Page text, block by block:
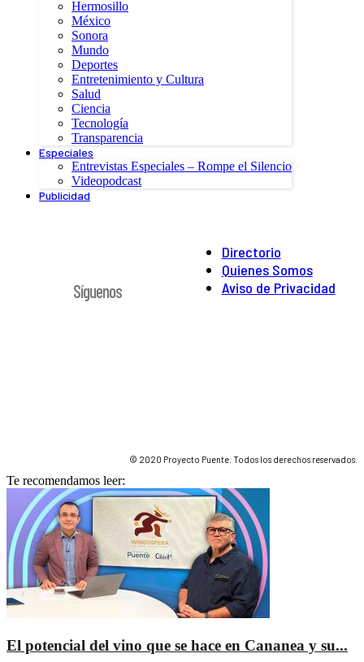
Hermosillo
México
Sonora
Mundo
Deportes
Entretenimiento y Cultura
Salud
Ciencia
Tecnología
Transparencia
Especiales
Entrevistas Especiales – Rompe el Silencio
Videopodcast
Publicidad
Directorio
Quienes Somos
Aviso de Privacidad
Síguenos
© 2020 Proyecto Puente. Todos los derechos reservados.
Te recomendamos leer:
El potencial del vino que se hace en Cananea y su...